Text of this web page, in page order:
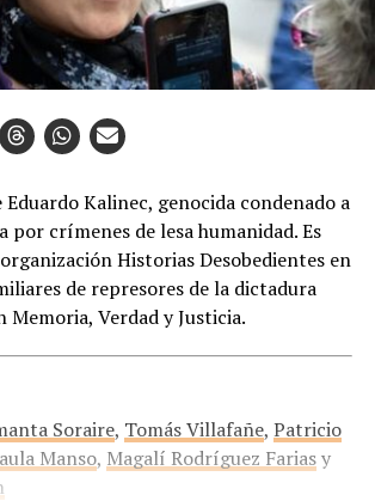
Kalinec, genocida condenado a
por crímenes de lesa humanidad. Es
Historias Desobedientes en
de represores de la dictadura
Verdad y Justicia.
Soraire, Tomás Villafañe, Patricio
Manso, Magalí Rodríguez Fariasy